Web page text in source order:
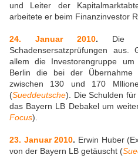
und Leiter der
arbeitete er beim Finanzinvestor
24. Januar 2010. Die
Schadensersatzprüfungen
allem die Investorengruppe um
Berlin die bei der
zwischen 130 und 170
(Sueddeutsche). Die Schulden
das Bayern LB Debakel um
Focus).
23. Januar 2010. Erwin Huber
von der Bayern LB getäuscht (